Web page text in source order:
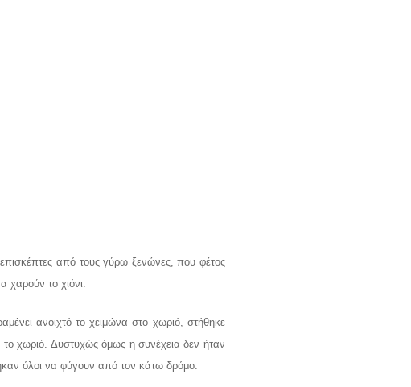
από τους γύρω ξενώνες, που φέτος
χαρούν το χιόνι.
ανοιχτό το χειμώνα στο χωριό, στήθηκε
χωριό. Δυστυχώς όμως η συνέχεια δεν ήταν
όλοι να φύγουν από τον κάτω δρόμο.